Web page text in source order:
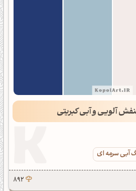
آلویی و آبی کبریتی
آبی سرمه ای
892